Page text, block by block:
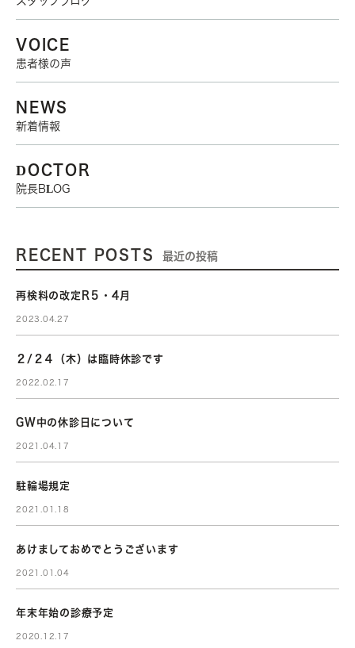
VOICE
患者様の声
NEWS
新着情報
DOCTOR
院長BLOG
RECENT POSTS 最近の投稿
再検料の改定R５・4月
2023.04.27
２/２４（木）は臨時休診です
2022.02.17
GW中の休診日について
2021.04.17
駐輪場規定
2021.01.18
あけましておめでとうございます
2021.01.04
年末年始の診療予定
2020.12.17